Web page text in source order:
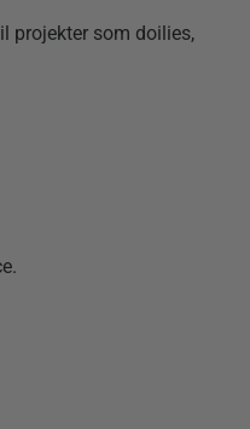
projekter som doilies,